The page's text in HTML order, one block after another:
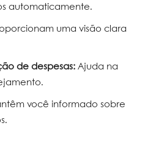
automaticamente.
uma visão clara
de despesas: Ajuda na
você informado sobre